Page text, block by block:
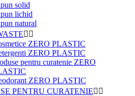
solid
lichid
natural
 
ZERO PLASTIC
ZERO PLASTIC
pentru curatenie ZERO
ZERO PLASTIC
PENTRU CURATENIE 